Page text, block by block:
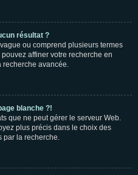
résultat ?
ou comprend plusieurs termes
affiner votre recherche en
recherche avancée.
blanche ?!
que ne peut gérer le serveur Web.
plus précis dans le choix des
par la recherche.